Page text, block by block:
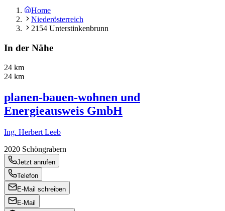
Home
Niederösterreich
2154 Unterstinkenbrunn
In der Nähe
24 km
24 km
planen-bauen-wohnen und
Energieausweis GmbH
Ing. Herbert Leeb
2020 Schöngrabern
Jetzt anrufen
Telefon
E-Mail schreiben
E-Mail